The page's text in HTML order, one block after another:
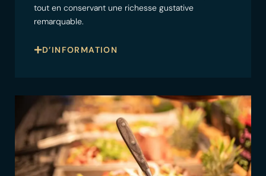
tout en conservant une richesse gustative
remarquable.
D’INFORMATION